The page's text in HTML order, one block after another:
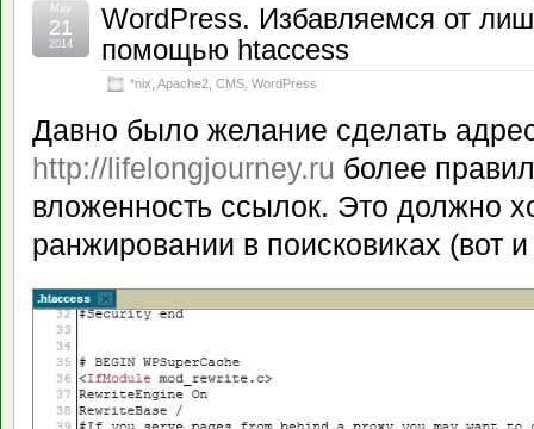
WordPress. Избавляемся от
помощью htaccess
*nix Apache2 CMS WordPress
May
21
2014
Давно было желание сделать
http://lifelongjourney.ru более
вложенность ссылок. Это должно
ранжировании в поисковиках (вот